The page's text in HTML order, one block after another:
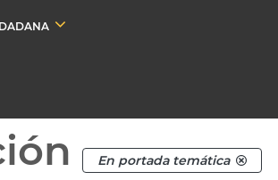
En portada temática